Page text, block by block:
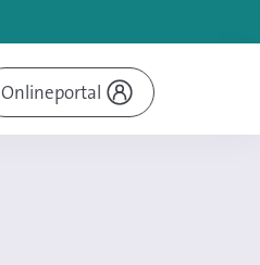
Onlineportal